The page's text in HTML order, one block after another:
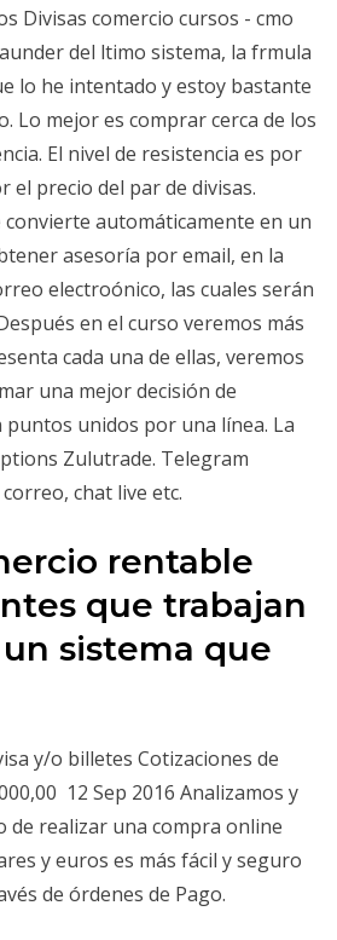
Divisas comercio cursos - cmo
del ltimo sistema, la frmula
lo he intentado y estoy bastante
Lo mejor es comprar cerca de los
El nivel de resistencia es por
precio del par de divisas.
automáticamente en un
asesoría por email, en la
electroónico, las cuales serán
en el curso veremos más
cada una de ellas, veremos
una mejor decisión de
puntos unidos por una línea. La
Zulutrade. Telegram
chat live etc.
rentable
que trabajan
sistema que
y/o billetes Cotizaciones de
12 Sep 2016 Analizamos y
de realizar una compra online
y euros es más fácil y seguro
de órdenes de Pago.